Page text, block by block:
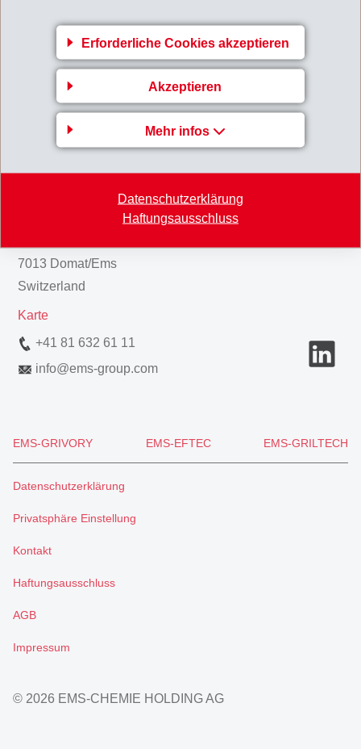
Erforderliche Cookies akzeptieren
Akzeptieren
Mehr infos
Datenschutzerklärung
Haftungsausschluss
MM_GV_2021_de
Zurück zur Übersicht
EMS-CHEMIE AG
7013 Domat/Ems
Switzerland
Karte
+41 81 632 61 11
info@ems-group.com
EMS-GRIVORY EMS-EFTEC EMS-GRILTECH
Datenschutzerklärung
Privatsphäre Einstellung
Kontakt
Haftungsausschluss
AGB
Impressum
© 2026 EMS-CHEMIE HOLDING AG